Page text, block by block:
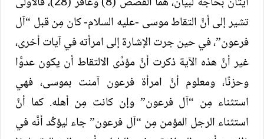
تشير إلى أنَّ التقاط موسى -عليه السلام- كان مِن قبل “آل
فرعون”، في حين جرت الإشارة إلى امرأته في آيات أخرى،
غير أنَّ هذه الآية ذكرت أنَّ مؤدَّى الالتقاط أن يكون عدوًّا
وحزنًا، ومعلوم أنَّ امرأة فرعون آمنت بموسى، فهي
استثناء مِن “آل فرعون” وإن كانت مِن أهله. كما أنَّ
استثناء الرجل المؤمن مِن “آل فرعون” جاء ليؤكِّد أنَّه في